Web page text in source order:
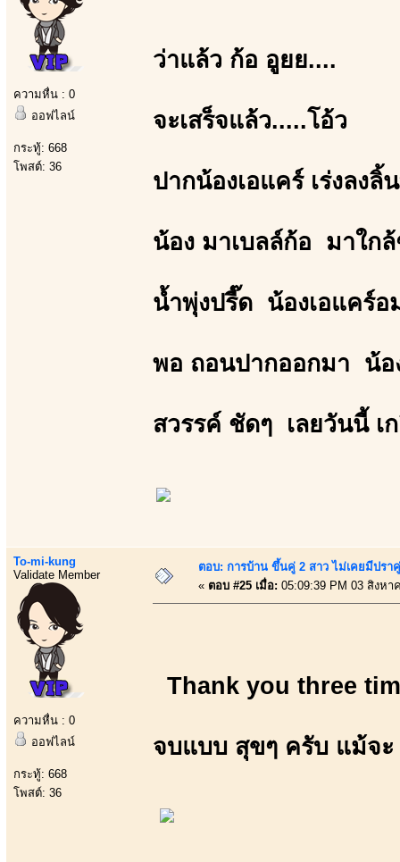
ความหื่น : 0
ออฟไลน์
กระทู้: 668
โพสต์: 36
ว่าแล้ว ก้อ อูยย....
จะเสร็จแล้ว.....โอ้ว
ปากน้องเอแคร์ เร่งลงลิ้
น้อง มาเบลล์ก้อ มาใก
น้ำพุ่งปรี๊ด น้องเอแคร์อ
พอ ถอนปากออกมา น้อ
สวรรค์ ชัดๆ เลยวันนี้
To-mi-kung
Validate Member
ความหื่น : 0
ออฟไลน์
กระทู้: 668
โพสต์: 36
ตอบ: การบ้าน ขึ้นคู่ 2 สาว ไม่เคยมีปร
« ตอบ #25 เมื่อ: 05:09:39 PM 03 สิงหา
Thank you three
จบแบบ สุขๆ ครับ แม้จ